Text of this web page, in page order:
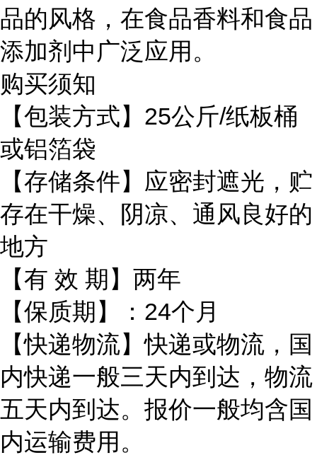
品的风格，在食品香料和食品
添加剂中广泛应用。
购买须知
【包装方式】25公斤/纸板桶
或铝箔袋
【存储条件】应密封遮光，贮
存在干燥、阴凉、通风良好的
地方
【有 效 期】两年
【保质期】：24个月
【快递物流】快递或物流，国
内快递一般三天内到达，物流
五天内到达。报价一般均含国
内运输费用。